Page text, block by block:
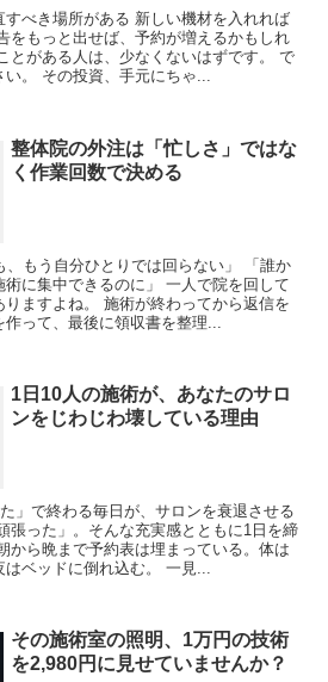
べき場所がある 新しい機材を入れれば
をもっと出せば、予約が増えるかもしれ
とがある人は、少なくないはずです。 で
い。 その投資、手元にちゃ...
整体院の外注は「忙しさ」ではな
く作業回数で決める
、もう自分ひとりでは回らない」 「誰か
に集中できるのに」 一人で院を回して
ますよね。 施術が終わってから返信を
って、最後に領収書を整理...
1日10人の施術が、あなたのサロ
ンをじわじわ壊している理由
」で終わる毎日が、サロンを衰退させる
張った」。そんな充実感とともに1日を締
から晩まで予約表は埋まっている。体は
ベッドに倒れ込む。 一見...
その施術室の照明、1万円の技術
を2,980円に見せていませんか？